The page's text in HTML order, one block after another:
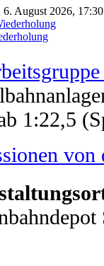
6. August 2026,
1:22,5
von